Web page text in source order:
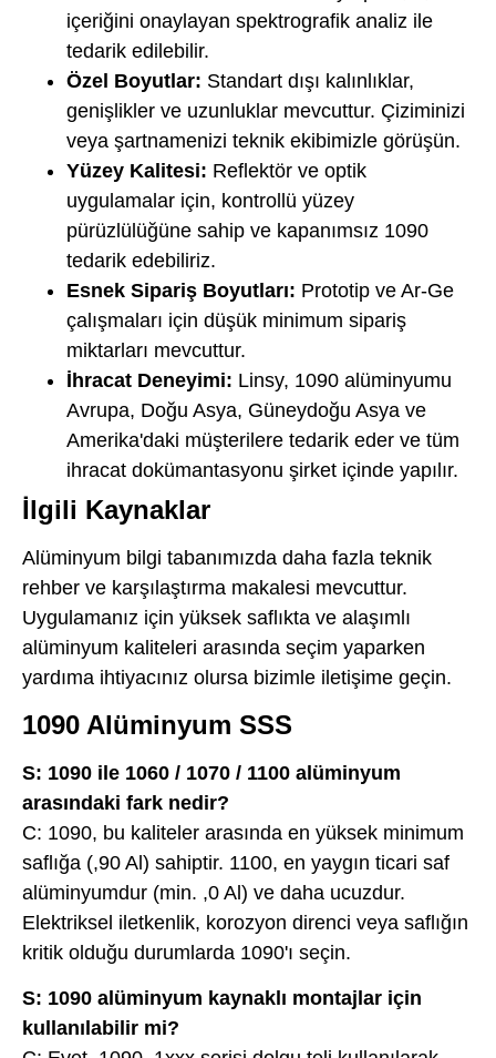
içeriğini onaylayan spektrografik analiz ile
tedarik edilebilir.
Özel Boyutlar: Standart dışı kalınlıklar,
genişlikler ve uzunluklar mevcuttur. Çiziminizi
veya şartnamenizi teknik ekibimizle görüşün.
Yüzey Kalitesi: Reflektör ve optik
uygulamalar için, kontrollü yüzey
pürüzlülüğüne sahip ve kapanımsız 1090
tedarik edebiliriz.
Esnek Sipariş Boyutları: Prototip ve Ar-Ge
çalışmaları için düşük minimum sipariş
miktarları mevcuttur.
İhracat Deneyimi: Linsy, 1090 alüminyumu
Avrupa, Doğu Asya, Güneydoğu Asya ve
Amerika'daki müşterilere tedarik eder ve tüm
ihracat dokümantasyonu şirket içinde yapılır.
İlgili Kaynaklar
Alüminyum bilgi tabanımızda daha fazla teknik
rehber ve karşılaştırma makalesi mevcuttur.
Uygulamanız için yüksek saflıkta ve alaşımlı
alüminyum kaliteleri arasında seçim yaparken
yardıma ihtiyacınız olursa bizimle iletişime geçin.
1090 Alüminyum SSS
S: 1090 ile 1060 / 1070 / 1100 alüminyum
arasındaki fark nedir?
C: 1090, bu kaliteler arasında en yüksek minimum
saflığa (,90 Al) sahiptir. 1100, en yaygın ticari saf
alüminyumdur (min. ,0 Al) ve daha ucuzdur.
Elektriksel iletkenlik, korozyon direnci veya saflığın
kritik olduğu durumlarda 1090'ı seçin.
S: 1090 alüminyum kaynaklı montajlar için
kullanılabilir mi?